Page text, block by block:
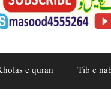
e quran Tib e